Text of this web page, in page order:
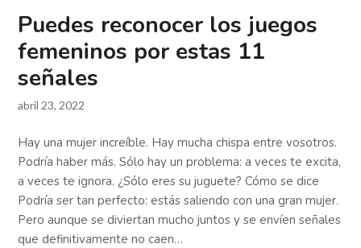
Puedes reconocer los juegos
femeninos por estas 11
señales
abril 23, 2022
Hay una mujer increíble. Hay mucha chispa entre vosotros.
Podría haber más. Sólo hay un problema: a veces te excita,
a veces te ignora. ¿Sólo eres su juguete? Cómo se dice
Podría ser tan perfecto: estás saliendo con una gran mujer.
Pero aunque se diviertan mucho juntos y se envíen señales
que definitivamente no caen…